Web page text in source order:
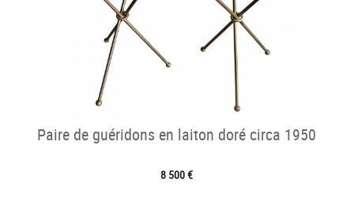
Paire de guéridons en laiton doré circa 1950
8 500 €